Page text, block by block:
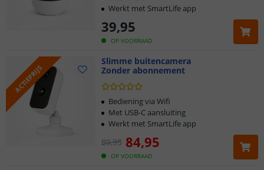
OP VOORRAAD
39,95
Werkt met SmartLife app
ACTIEPRIJS
Slimme buitencamera
Zonder abonnement
OP VOORRAAD
89,95 84,95
Bediening via Wifi
Met USB-C aansluiting
Werkt met SmartLife app